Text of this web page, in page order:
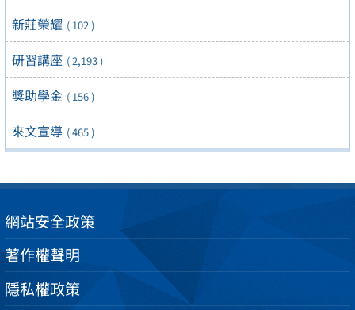
新莊榮耀 ( 102 )
研習講座 ( 2,193 )
獎助學金 ( 156 )
來文宣導 ( 465 )
網站安全政策
著作權聲明
隱私權政策